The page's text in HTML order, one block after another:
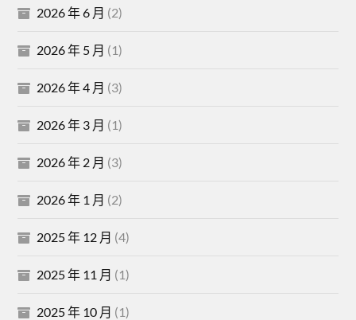
2026 年 6 月 (2)
2026 年 5 月 (1)
2026 年 4 月 (3)
2026 年 3 月 (1)
2026 年 2 月 (3)
2026 年 1 月 (2)
2025 年 12 月 (4)
2025 年 11 月 (1)
2025 年 10 月 (1)